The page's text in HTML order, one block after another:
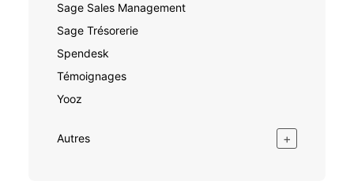
Sage Sales Management
Sage Trésorerie
Spendesk
Témoignages
Yooz
Autres +